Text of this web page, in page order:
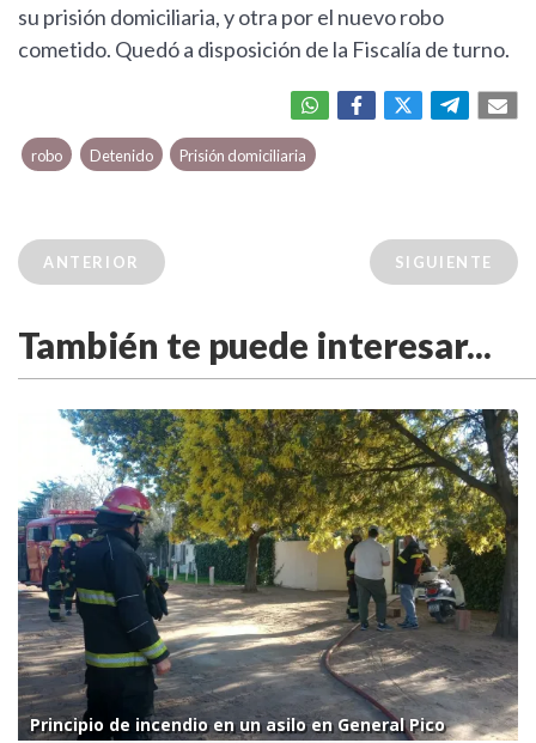
su prisión domiciliaria, y otra por el nuevo robo
cometido. Quedó a disposición de la Fiscalía de turno.
robo Detenido Prisión domiciliaria
ANTERIOR SIGUIENTE
También te puede interesar...
Principio de incendio en un asilo en General Pico